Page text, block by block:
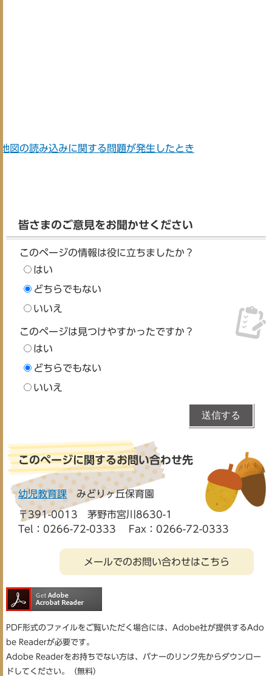
地図の読み込みに関する問題が発生したとき
皆さまのご意見をお聞かせください
このページの情報は役に立ちましたか？
はい
どちらでもない
いいえ
このページは見つけやすかったですか？
はい
どちらでもない
いいえ
このページに関するお問い合わせ先
幼児教育課 みどりヶ丘保育園
〒391-0013 茅野市宮川8630-1
Tel：0266-72-0333
Fax：0266-72-0333
メールでのお問い合わせはこちら
PDF形式のファイルをご覧いただく場合には、Adobe社が提供するAdo
be Readerが必要です。
Adobe Readerをお持ちでない方は、バナーのリンク先からダウンロー
ドしてください。（無料）